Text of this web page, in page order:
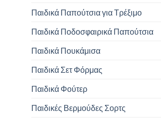
Παιδικά Παπούτσια για Τρέξιμο
Παιδικά Ποδοσφαιρικά Παπούτσια
Παιδικά Πουκάμισα
Παιδικά Σετ Φόρμας
Παιδικά Φούτερ
Παιδικές Βερμούδες Σορτς